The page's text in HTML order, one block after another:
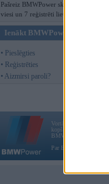
Pašreiz BMWPower skatās 139
viesi un 7 reģistrēti lietotāji.
Ienākt BMWPower
• Pieslēgties
• Reģistrēties
• Aizmirsi paroli?
Vortāls BMWPower.lv
kopš 2002. gada 14.
BMW AG.
Par BMWPower